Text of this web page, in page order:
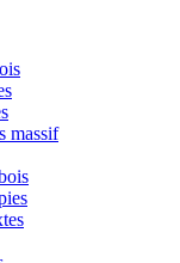
massif